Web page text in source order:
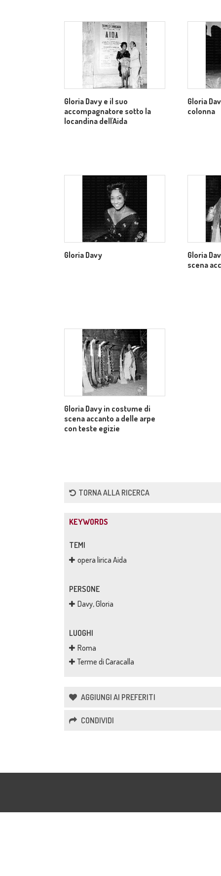
Gloria Davy e il suo
accompagnatore sotto la
locandina dell'Aida
Gloria
colonna
Gloria Davy
Gloria
scena
Gloria Davy in costume di
scena accanto a delle arpe
con teste egizie
TORNA ALLA RICERCA
KEYWORDS
TEMI
opera lirica Aida
PERSONE
Davy, Gloria
LUOGHI
Roma
Terme di Caracalla
AGGIUNGI AI PREFERITI
CONDIVIDI